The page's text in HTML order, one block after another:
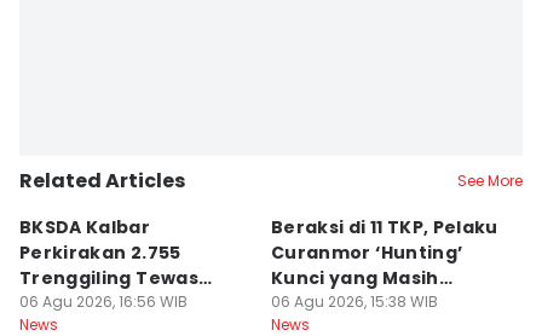
Related Articles See More
BKSDA Kalbar
Perkirakan 2.755
Trenggiling Tewas
untuk Dapat 551 Kg Sisik
06 Agu 2026, 16:56 WIB
News
Beraksi di 11 TKP, Pelaku
Curanmor ‘Hunting’
Kunci yang Masih
Menempel
06 Agu 2026, 15:38 WIB
News